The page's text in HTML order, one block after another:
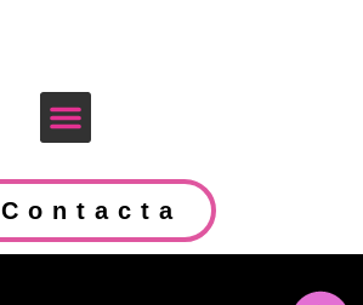
Contacta